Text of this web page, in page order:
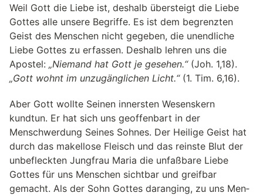
Weil Gott die Liebe ist, deshalb übersteigt die Liebe
Gottes alle unsere Begriffe. Es ist dem begrenzten
Geist des Menschen nicht gegeben, die unendliche
Liebe Gottes zu erfassen. Deshalb lehren uns die
Apostel: „Niemand hat Gott je gesehen.“(Joh. 1,18).
„Gott wohnt im unzugänglichen Licht.“(1. Tim. 6,16).
Aber Gott wollte Seinen innersten Wesenskern
kundtun. Er hat sich uns geoffenbart in der
Menschwerdung Seines Sohnes. Der Heilige Geist hat
durch das makellose Fleisch und das reinste Blut der
unbefleckten Jungfrau Maria die unfaßbare Liebe
Gottes für uns Menschen sichtbar und greifbar
gemacht. Als der Sohn Got­tes dar­an­ging, zu uns Men­